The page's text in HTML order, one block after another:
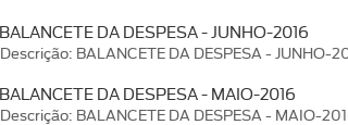
BALANCETE DA DESPESA - JUNHO-2016
Descrição: BALANCETE DA DESPESA - JUNHO-
BALANCETE DA DESPESA - MAIO-2016
Descrição: BALANCETE DA DESPESA - MAIO-